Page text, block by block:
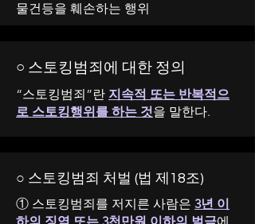
물건등을 훼손하는 행위
○ 스토킹범죄에 대한 정의
“스토킹범죄”란 지속적 또는 반복적으
로 스토킹행위를 하는 것을 말한다.
○ 스토킹범죄 처벌 (법 제18조)
① 스토킹범죄를 저지른 사람은 3년 이